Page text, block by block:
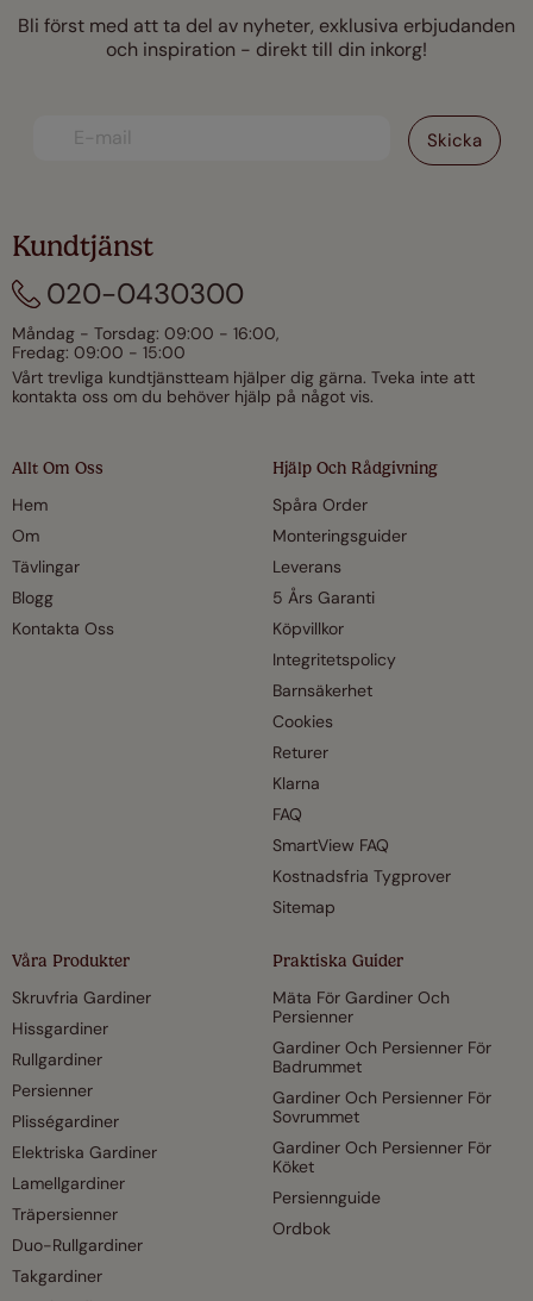
Bli först med att ta del av nyheter, exklusiva erbjudanden
och inspiration - direkt till din inkorg!
Allt Om Oss
Hem
Om
Tävlingar
Blogg
Kontakta Oss
Hjälp Och Rådgivning
Spåra Order
Monteringsguider
Leverans
5 Års Garanti
Köpvillkor
Integritetspolicy
Barnsäkerhet
Cookies
Returer
Klarna
FAQ
SmartView FAQ
Kostnadsfria Tygprover
Sitemap
Våra Produkter
Skruvfria Gardiner
Hissgardiner
Rullgardiner
Persienner
Plisségardiner
Elektriska Gardiner
Lamellgardiner
Träpersienner
Duo-Rullgardiner
Takgardiner
Praktiska Guider
Mäta För Gardiner Och
Persienner
Gardiner Och Persienner För
Badrummet
Gardiner Och Persienner För
Sovrummet
Gardiner Och Persienner För
Köket
Persiennguide
Ordbok
Kundtjänst
020-0430300
Måndag - Torsdag: 09:00 - 16:00,
Fredag: 09:00 - 15:00
Vårt trevliga kundtjänstteam hjälper dig gärna. Tveka inte att
kontakta oss om du behöver hjälp på något vis.